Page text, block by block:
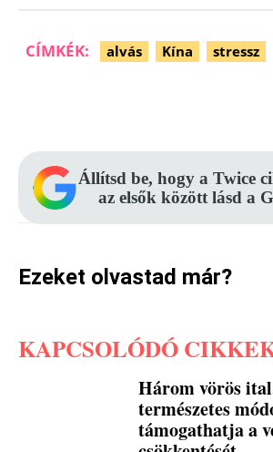
CÍMKÉK: alvás Kína stressz
Állítsd be, hogy a Twice
az elsők között lásd a
Ezeket olvastad már?
KAPCSOLÓDÓ
Három vörös
természetes
támogathatja a